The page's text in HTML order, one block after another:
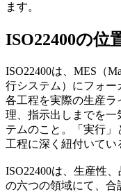
ます。
ISO22400の位
ISO22400は、MES（
行システム）にフォー
各工程を実際の生産
理、指示出しまでを一
テムのこと。「実行
工程に深く紐付いてい
ISO22400は、生産性
の六つの領域にて、合